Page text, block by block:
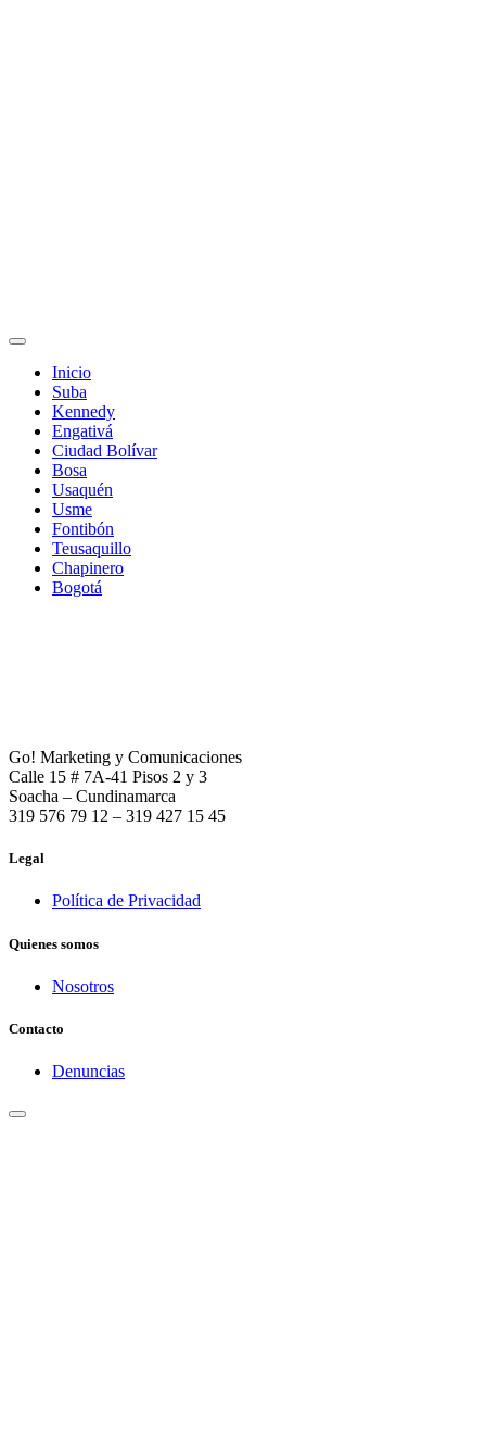
Inicio
Suba
Kennedy
Engativá
Ciudad Bolívar
Bosa
Usaquén
Usme
Fontibón
Teusaquillo
Chapinero
Bogotá
Go! Marketing y Comunicaciones
Calle 15 # 7A-41 Pisos 2 y 3
Soacha – Cundinamarca
319 576 79 12 – 319 427 15 45
Legal
Política de Privacidad
Quienes somos
Nosotros
Contacto
Denuncias